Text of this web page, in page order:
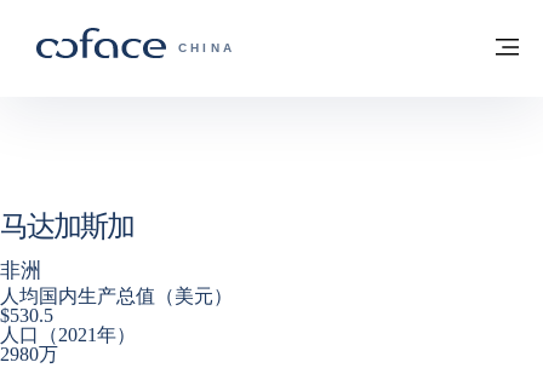
科法斯：携手共创安全贸易 - 首页
CHINA
返回首页
马达加斯加
非洲
人均国内生产总值（美元）
$530.5
人口（2021年）
2980万